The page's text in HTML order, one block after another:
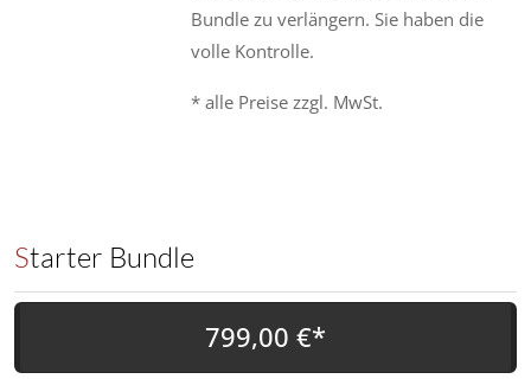
Bundle zu verlängern. Sie haben die
volle Kontrolle.
* alle Preise zzgl. MwSt.
Starter Bundle
799,00 €*